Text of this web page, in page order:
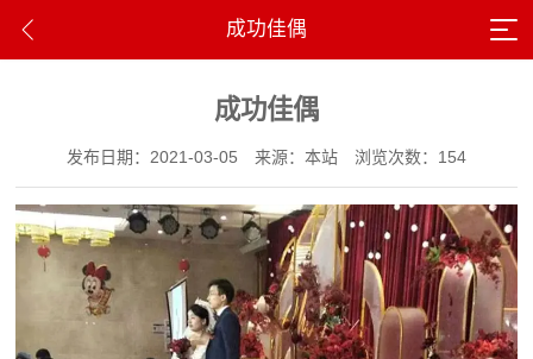
成功佳偶
成功佳偶
发布日期：2021-03-05 来源：本站 浏览次数：154